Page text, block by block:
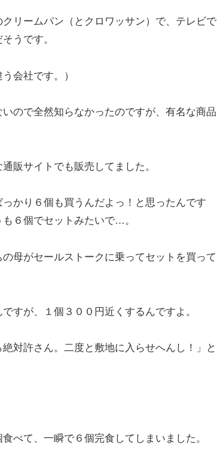
クリームパン（とクロワッサン）で、テレビで
うです。
会社です。）
ので全然知らなかったのですが、有名な商品
販サイトでも販売してました。
かり６個も買うんだよっ！と思ったんです
６個でセットみたいで…。
の母がセールストークに乗ってセットを買って
すが、１個３００円近くするんですよ。
対許さん。二度と敷地に入らせへんし！」と
べて、一瞬で６個完食してしまいました。